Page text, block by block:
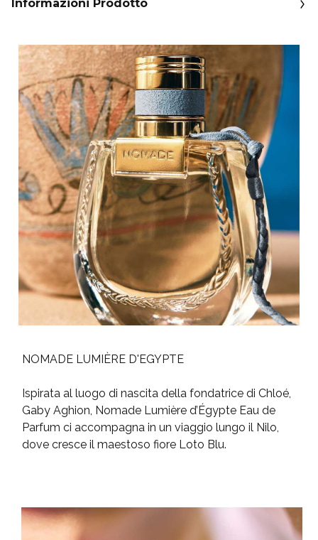
Informazioni Prodotto
NOMADE LUMIÈRE D'EGYPTE
Ispirata al luogo di nascita della fondatrice di Chloé,
Gaby Aghion, Nomade Lumière d’Égypte Eau de
Parfum ci accompagna in un viaggio lungo il Nilo,
dove cresce il maestoso fiore Loto Blu.